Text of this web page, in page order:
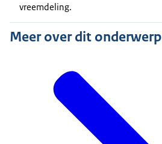
vreemdeling.
Meer over dit onderwerp